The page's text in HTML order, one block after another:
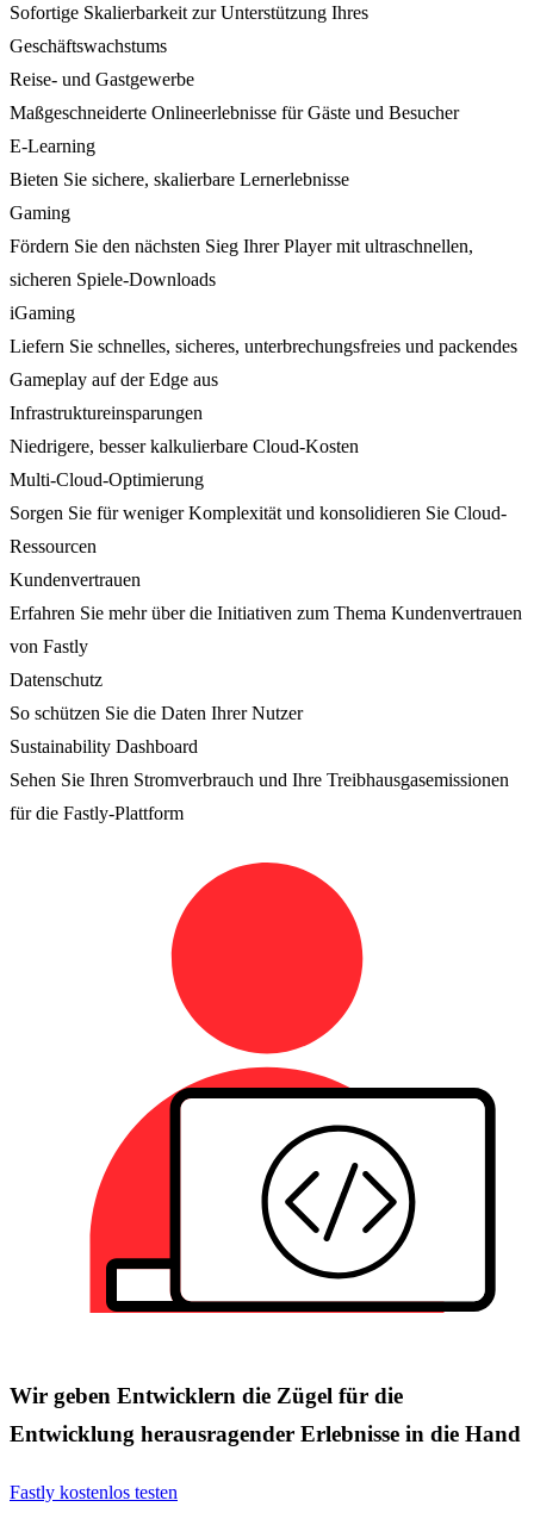
Sofortige Skalierbarkeit zur Unterstützung Ihres
Geschäftswachstums
Reise- und Gastgewerbe
Maßgeschneiderte Onlineerlebnisse für Gäste und Besucher
E-Learning
Bieten Sie sichere, skalierbare Lernerlebnisse
Gaming
Fördern Sie den nächsten Sieg Ihrer Player mit ultraschnellen,
sicheren Spiele-Downloads
iGaming
Liefern Sie schnelles, sicheres, unterbrechungsfreies und packendes
Gameplay auf der Edge aus
Infrastruktureinsparungen
Niedrigere, besser kalkulierbare Cloud-Kosten
Multi-Cloud-Optimierung
Sorgen Sie für weniger Komplexität und konsolidieren Sie Cloud-
Ressourcen
Kundenvertrauen
Erfahren Sie mehr über die Initiativen zum Thema Kundenvertrauen
von Fastly
Datenschutz
So schützen Sie die Daten Ihrer Nutzer
Sustainability Dashboard
Sehen Sie Ihren Stromverbrauch und Ihre Treibhausgasemissionen
für die Fastly-Plattform
Wir geben Entwicklern die Zügel für die
Entwicklung herausragender Erlebnisse in die Hand
Fastly kostenlos testen